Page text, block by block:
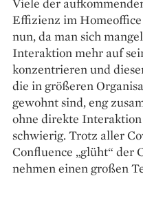
Effizienz im
nun, da man sich
Interaktion mehr auf
konzentrieren und
die in größeren
gewohnt sind, eng
ohne direkte
schwierig. Trotz aller
Confluence „glüht“ der
nehmen einen großen